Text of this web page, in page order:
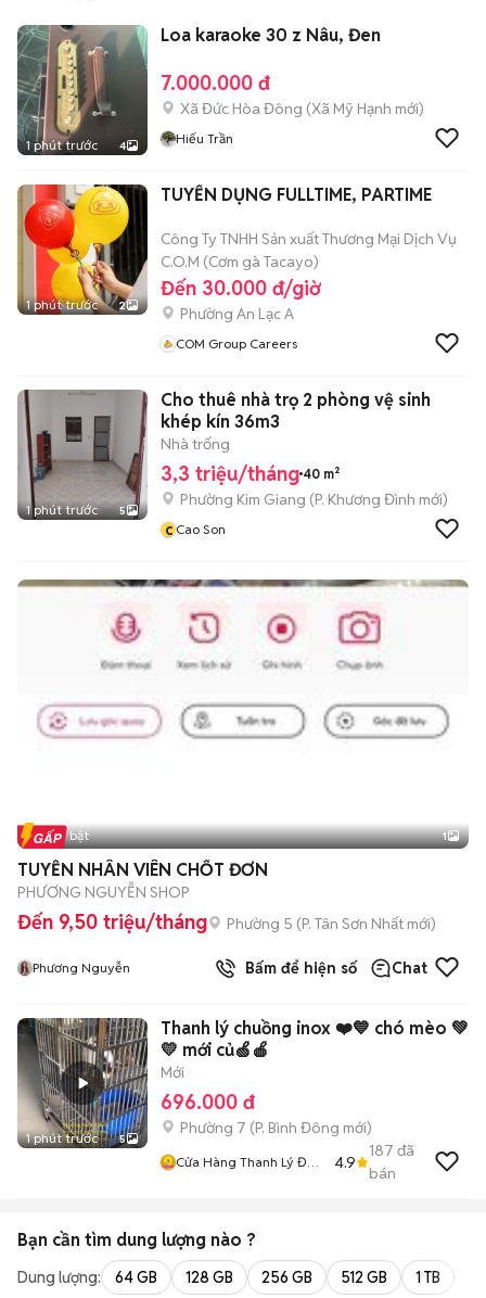
1 phút trước 4
Loa karaoke 30 z Nâu, Đen
7.000.000 đ
Xã Đức Hòa Đông (Xã Mỹ Hạnh mới)
Hiếu Trần
1 phút trước 2
TUYỂN DỤNG FULLTIME, PARTIME
Công Ty TNHH Sản xuất Thương Mại Dịch Vụ
C.O.M (Cơm gà Tacayo)
Đến 30.000 đ/giờ
Phường An Lạc A
COM Group Careers
1 phút trước 5
Cho thuê nhà trọ 2 phòng vệ sinh
khép kín 36m3
Nhà trống
3,3 triệu/tháng 40 m²
Phường Kim Giang (P. Khương Đình mới)
c Cao Son
Tin nổi bật 1
TUYỄN NHÂN VIÊN CHỐT ĐƠN
PHƯƠNG NGUYỄN SHOP
Đến 9,50 triệu/tháng Phường 5 (P. Tân Sơn Nhất mới)
Phương Nguyễn Bấm để hiện số Chat
1 phút trước 5
Thanh lý chuồng inox ❤️💙 chó mèo 💚
💛 mới củ🍏🍎
Mới
696.000 đ
Phường 7 (P. Bình Đông mới)
Cửa Hàng Thanh Lý Đồ
4.9
187 đã
bán
Bạn cần tìm dung lượng nào ?
Dung lượng: 64 GB 128 GB 256 GB 512 GB 1 TB